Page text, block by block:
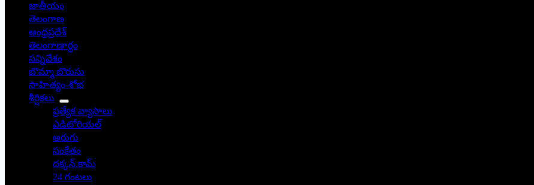
జాతీయం
తెలంగాణ
ఆంధ్రప్రదేశ్
తెలంగాణార్థం
సన్నివేశం
బొమ్మా బొరుసు
సాహిత్యం-శోభ
శీర్షికలు
ప్రత్యేక వ్యాసాలు
ఎడిటోరియల్
అరుగు
సంకేతం
దక్కన్.కామ్
24 గంటలు